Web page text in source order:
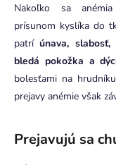
Nakoľko sa anémia
prísunom kyslíka do
patríúnava,
bledá pokožka a
bolesťami na
prejavy anémie však
Prejavujú sa